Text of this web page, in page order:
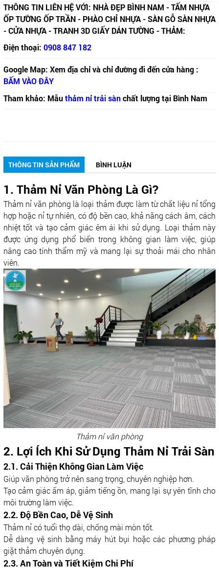
THÔNG TIN LIÊN HỆ VỚI: NHÀ ĐẸP BÌNH NAM - TẤM NHỰA
ỐP TƯỜNG ỐP TRẦN - PHÀO CHỈ NHỰA - SÀN GỖ SÀN NHỰA
- CỬA NHỰA - TRANH 3D GIẤY DÁN TƯỜNG - THẢM:
Điện thoại: 0908 847 182
Google Map: Xem địa chỉ và chỉ đường đi đến cửa hàng :
BẤM VÀO ĐÂY
Tham khảo: Mẫuthảm nỉ trải sànchất lượng tại Bình Nam
THÔNG TIN SẢN PHẨM BÌNH LUẬN
1. Thảm Nỉ Văn Phòng Là Gì?
Thảm nỉ văn phòng là loại thảm được làm từ chất liệu nỉ tổng
hợp hoặc nỉ tự nhiên, có độ bền cao, khả năng cách âm, cách
nhiệt tốt và tạo cảm giác êm ái khi sử dụng. Loại thảm này
được ứng dụng phổ biến trong không gian làm việc, giúp
nâng cao tính thẩm mỹ và mang lại sự thoải mái cho nhân
viên.
Thảm nỉ văn phòng
2. Lợi Ích Khi Sử Dụng Thảm Nỉ Trải Sàn
2.1. Cải Thiện Không Gian Làm Việc
Giúp văn phòng trở nên sang trọng, chuyên nghiệp hơn.
Tạo cảm giác ấm áp, giảm tiếng ồn, mang lại sự yên tĩnh cho
môi trường làm việc.
2.2. Độ Bền Cao, Dễ Vệ Sinh
Thảm nỉ có tuổi thọ dài, chống mài mòn tốt.
Dễ dàng vệ sinh bằng máy hút bụi hoặc các phương pháp
giặt thảm chuyên dụng.
2.3. An Toàn và Tiết Kiệm Chi Phí